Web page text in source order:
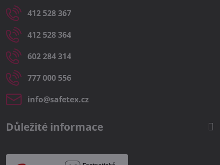
412 528 367
412 528 364
602 284 314
777 000 556
info​@safetex​.cz
Důležité informace